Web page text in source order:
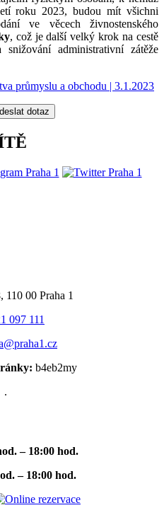
roku 2023, budou mít všichni
ve věcech živnostenského
, což je další velký krok na cestě
administrativní zátěže
průmyslu a obchodu | 3.1.2023
dotaz
110 00 Praha 1
097 111
b4eb2my
.
– 18:00 hod.
– 18:00 hod.